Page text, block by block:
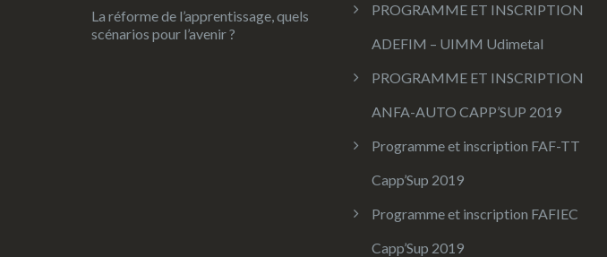
La réforme de l’apprentissage, quels
scénarios pour l’avenir ?
PROGRAMME ET INSCRIPTION
ADEFIM – UIMM Udimetal
PROGRAMME ET INSCRIPTION
ANFA-AUTO CAPP’SUP 2019
Programme et inscription FAF-TT
Capp’Sup 2019
Programme et inscription FAFIEC
Capp’Sup 2019